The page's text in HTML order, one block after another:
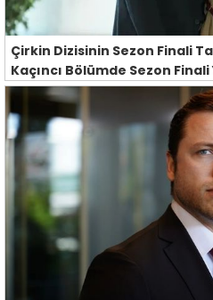
Çirkin Dizisinin Sezon Finali
Kaçıncı Bölümde Sezon Finali